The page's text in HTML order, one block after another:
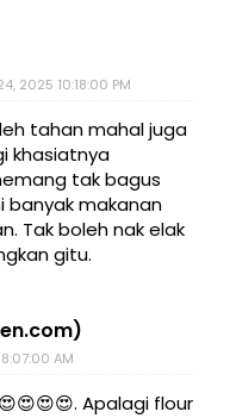
2025 10:18:00 PM
tahan mahal juga
khasiatnya
tak bagus
banyak makanan
Tak boleh nak elak
gitu.
AM
Apalagi flour